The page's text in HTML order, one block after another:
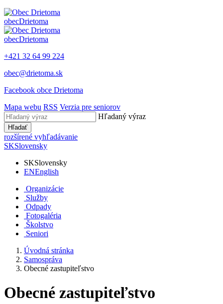
obecDrietoma
obecDrietoma
+421 32 64 99 224
obec@drietoma.sk
Facebook obce Drietoma
Mapa webu RSS Verzia pre seniorov
Hľadaný výraz
Hľadať
rozšírené vyhľadávanie
SKSlovensky
SKSlovensky
ENEnglish
Organizácie
Služby
Odpady
Fotogaléria
Školstvo
Seniori
Úvodná stránka
Samospráva
Obecné zastupiteľstvo
Obecné zastupiteľstvo